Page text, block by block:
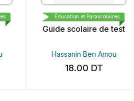
LIBRAIRIE MEDINA DEMO
Guide scolaire de test
Hassanin Ben Amou
18.00DT
Éducation et Parascolaires